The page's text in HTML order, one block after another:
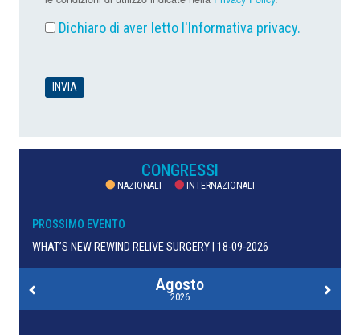
Dichiaro di aver letto l'Informativa privacy.
CONGRESSI
NAZIONALI INTERNAZIONALI
PROSSIMO EVENTO
WHAT’S NEW REWIND RELIVE SURGERY | 18-09-2026
Agosto
2026